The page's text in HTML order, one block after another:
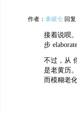
作者： 拿破仑 回复
接着说呗
步
不过，从
是老黄历
而模糊老